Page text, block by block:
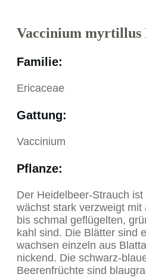
Vaccinium myrtillus
Familie:
Ericaceae
Gattung:
Vaccinium
Pflanze:
Der Heidelbeer-Strauch
wächst stark verzweigt mit
bis schmal geflügelten,
kahl sind. Die Blätter sind
wachsen einzeln aus
nickend. Die schwarz-
Beerenfrüchte sind